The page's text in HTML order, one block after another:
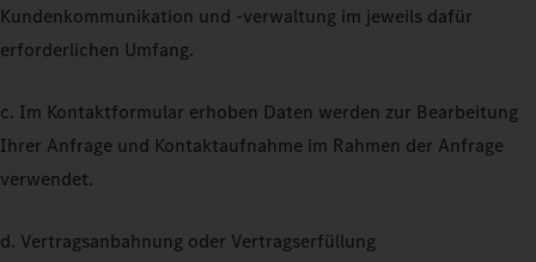
Kundenkommunikation und -verwaltung im jeweils dafür
erforderlichen Umfang.
c. Im Kontaktformular erhoben Daten werden zur Bearbeitung
Ihrer Anfrage und Kontaktaufnahme im Rahmen der Anfrage
verwendet.
d. Vertragsanbahnung oder Vertragserfüllung